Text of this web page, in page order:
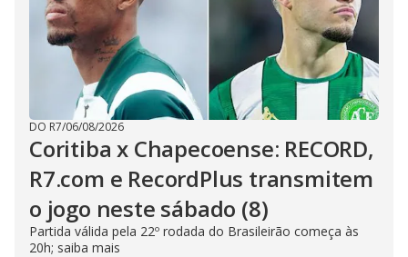
DO R7/06/08/2026
Coritiba x Chapecoense: RECORD,
R7.com e RecordPlus transmitem
o jogo neste sábado (8)
Partida válida pela 22º rodada do Brasileirão começa às
20h; saiba mais